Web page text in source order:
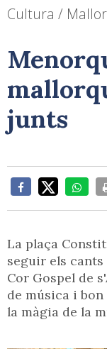
Cultura /
junts
La plaça
seguir els cants
Cor Gospel de
de música i
la màgia de la